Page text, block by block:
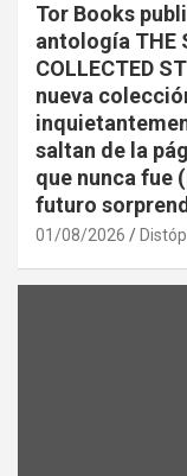
Tor Books
antología THE
COLLECTED
nueva
saltan de la
que nunca fue
futuro
01/08/2026